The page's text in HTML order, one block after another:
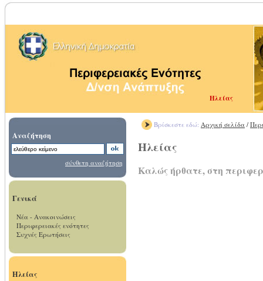
Ηλείας
Αναζήτηση
σύνθετη αναζήτηση
Γενικά
Νέα - Ανακοινώσεις
Περιφερειακές ενότητες
Συχνές Ερωτήσεις
Ηλείας
Βρίσκεστε εδώ: Αρχική σελίδα /
Ηλείας
Καλώς ήρθατε, στη